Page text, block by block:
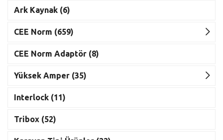
Ark Kaynak (6)
CEE Norm (659)
CEE Norm Adaptör (8)
Yüksek Amper (35)
Interlock (11)
Tribox (52)